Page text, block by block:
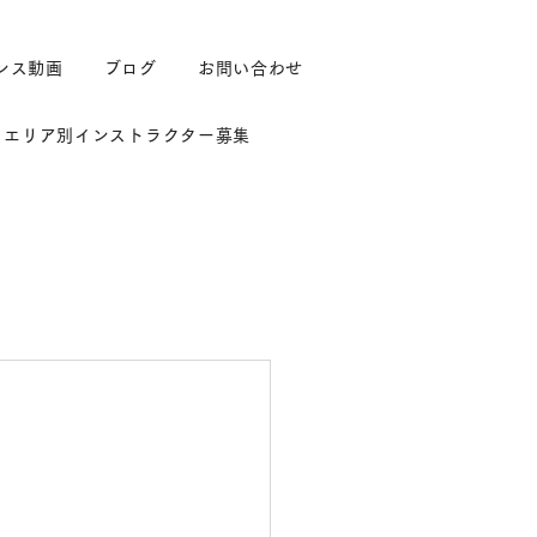
ス動画 ブログ お問い合わせ
エリア別インストラクター募集